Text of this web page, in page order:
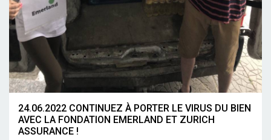
24.06.2022 CONTINUEZ À PORTER LE VIRUS DU BIEN
AVEC LA FONDATION EMERLAND ET ZURICH
ASSURANCE !